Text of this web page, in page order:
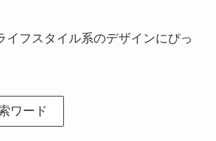
イフスタイル系のデザインにぴっ
ワード